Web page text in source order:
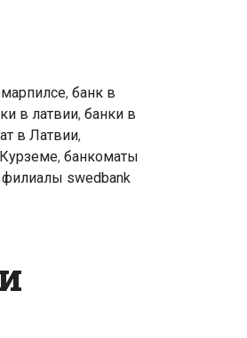
, банк в
в латвии, банки в
в Латвии,
, банкоматы
филиалы swedbank